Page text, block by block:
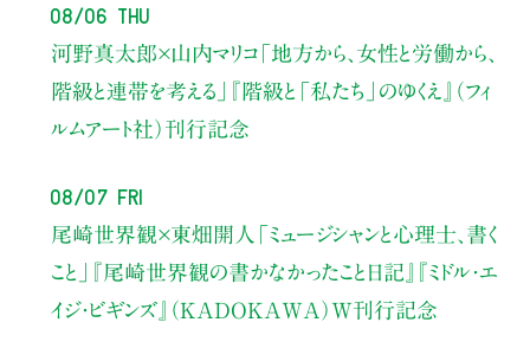
08/06 Thu
河野真太郎×山内マリコ「地方から、女性と労働から、
階級と連帯を考える」
『階級と「私たち」のゆくえ』（フィ
ルムアート社）刊行記念
08/07 Fri
尾崎世界観×東畑開人
「ミュージシャンと心理士、書く
こと」
『尾崎世界観の書かなかったこと日記』『ミドル・エ
イジ・ビギンズ』（KADOKAWA）W刊行記念